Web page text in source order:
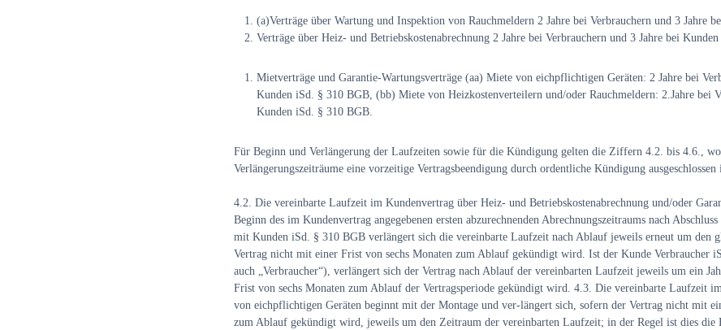
(a)Verträge über Wartung und Inspektion von Rauchmeldern 2 Jahre bei Verbrauchern und 3 Jahre
Verträge über Heiz- und Betriebskostenabrechnung 2 Jahre bei Verbrauchern und 3 Jahre bei
Mietverträge und Garantie-Wartungsverträge (aa) Miete von eichpflichtigen Geräten: 2 Jahre bei
Kunden iSd. § 310 BGB, (bb) Miete von Heizkostenverteilern und/oder Rauchmeldern: 2.Jahre bei
Kunden iSd. § 310 BGB.
Für Beginn und Verlängerung der Laufzeiten sowie für die Kündigung gelten die Ziffern 4.2. bis 4.6.,
Verlängerungszeiträume eine vorzeitige Vertragsbeendigung durch ordentliche Kündigung ausgeschlossen
4.2. Die vereinbarte Laufzeit im Kundenvertrag über Heiz- und Betriebskostenabrechnung und/oder
Beginn des im Kundenvertrag angegebenen ersten abzurechnenden Abrechnungszeitraums nach
mit Kunden iSd. § 310 BGB verlängert sich die vereinbarte Laufzeit nach Ablauf jeweils erneut um den
Vertrag nicht mit einer Frist von sechs Monaten zum Ablauf gekündigt wird. Ist der Kunde Verbraucher
auch „Verbraucher“), verlängert sich der Vertrag nach Ablauf der vereinbarten Laufzeit jeweils um ein
Frist von sechs Monaten zum Ablauf der Vertragsperiode gekündigt wird. 4.3. Die vereinbarte Laufzeit
von eichpflichtigen Geräten beginnt mit der Montage und ver-längert sich, sofern der Vertrag nicht mit
zum Ablauf gekündigt wird, jeweils um den Zeitraum der vereinbarten Laufzeit; in der Regel ist dies die